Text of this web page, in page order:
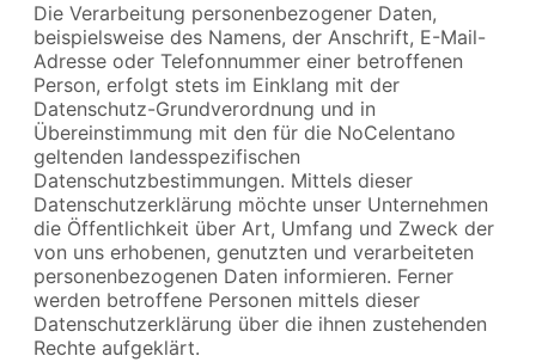
Die Verarbeitung personenbezogener Daten,
beispielsweise des Namens, der Anschrift, E-Mail-
Adresse oder Telefonnummer einer betroffenen
Person, erfolgt stets im Einklang mit der
Datenschutz-Grundverordnung und in
Übereinstimmung mit den für die NoCelentano
geltenden landesspezifischen
Datenschutzbestimmungen. Mittels dieser
Datenschutzerklärung möchte unser Unternehmen
die Öffentlichkeit über Art, Umfang und Zweck der
von uns erhobenen, genutzten und verarbeiteten
personenbezogenen Daten informieren. Ferner
werden betroffene Personen mittels dieser
Datenschutzerklärung über die ihnen zustehenden
Rechte aufgeklärt.